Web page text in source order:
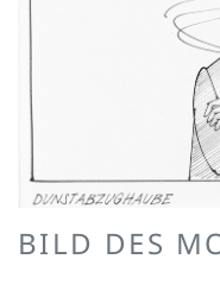
BILD DES